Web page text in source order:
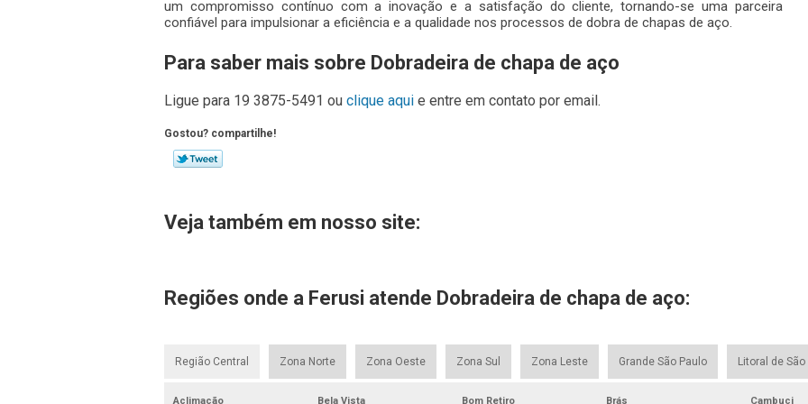
um compromisso contínuo com a inovação e a satisfação do cliente, tornando-se uma parceira
confiável para impulsionar a eficiência e a qualidade nos processos de dobra de chapas de aço.
Para saber mais sobre Dobradeira de chapa de aço
Ligue para 19 3875-5491 ou clique aqui e entre em contato por email.
Gostou? compartilhe!
Veja também em nosso site:
Regiões onde a Ferusi atende Dobradeira de chapa de aço:
Região Central Zona Norte Zona Oeste Zona Sul Zona Leste Grande São Paulo Litoral de São
Aclimação Bela Vista Bom Retiro Brás Cambuci